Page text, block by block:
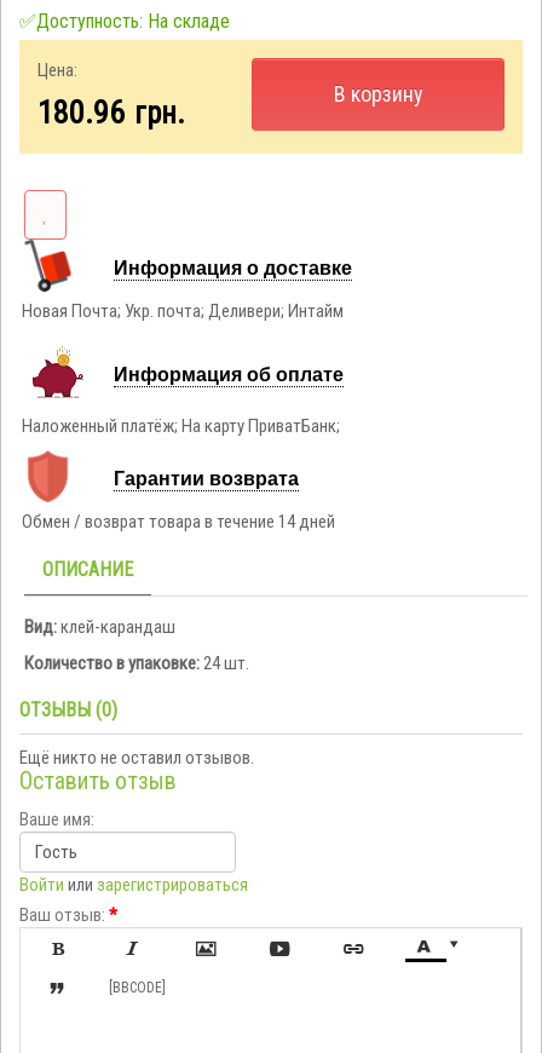
✅Доступность: На складе
Цена:
180.96 грн.
В корзину
Информация о доставке
Новая Почта; Укр. почта; Деливери; Интайм
Информация об оплате
Наложенный платёж; На карту ПриватБанк;
Гарантии возврата
Обмен / возврат товара в течение 14 дней
ОПИСАНИЕ
Вид:клей-карандаш
Количество в упаковке: 24 шт.
ОТЗЫВЫ (0)
Ещё никто не оставил отзывов.
Оставить отзыв
Ваше имя:
Войти или зарегистрироваться
Ваш отзыв: *

     
 [BBCODE]